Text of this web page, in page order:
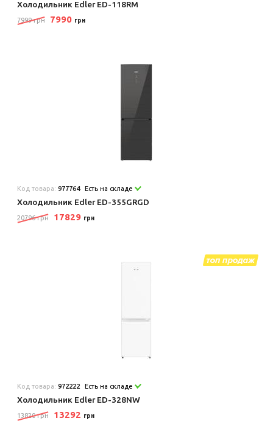
Холодильник Edler ED-118RM
7999 грн 7990 грн
Код товара:977764 Есть на складе
Холодильник Edler ED-355GRGD
20796 грн 17829 грн
Код товара:972222 Есть на складе
Холодильник Edler ED-328NW
13820 грн 13292 грн